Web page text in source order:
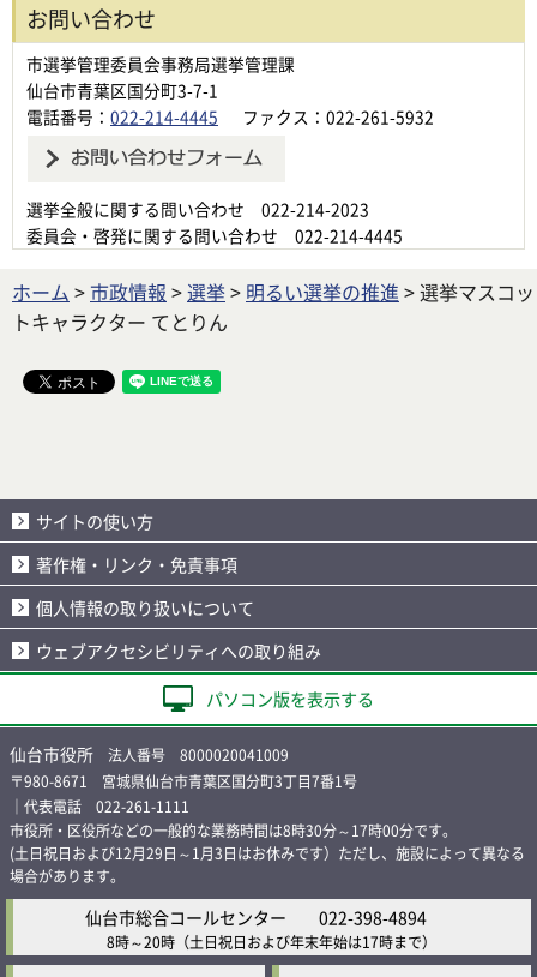
お問い合わせ
市選挙管理委員会事務局選挙管理課
仙台市青葉区国分町3-7-1
電話番号： 022-214-4445 ファクス：022-261-5932
選挙全般に関する問い合わせ 022-214-2023
委員会・啓発に関する問い合わせ 022-214-4445
ホーム >市政情報 >選挙> 明るい選挙の推進 > 選挙マスコッ
トキャラクター てとりん
サイトの使い方
著作権・リンク・免責事項
個人情報の取り扱いについて
ウェブアクセシビリティへの取り組み
パソコン版を表示する
仙台市役所 法人番号 8000020041009
〒980-8671 宮城県仙台市青葉区国分町3丁目7番1号
｜代表電話 022-261-1111
市役所・区役所などの一般的な業務時間は8時30分～17時00分です。
(土日祝日および12月29日～1月3日はお休みです）ただし、施設によって異なる
場合があります。
仙台市総合コールセンター 022-398-4894
8時～20時 （土日祝日および年末年始は17時まで）